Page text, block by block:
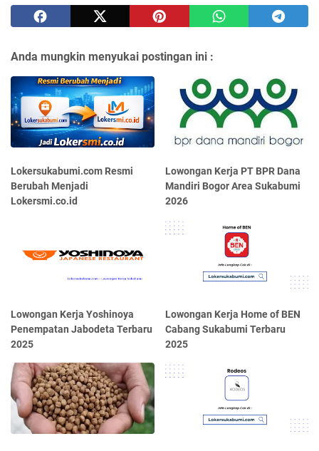
Anda mungkin menyukai postingan ini :
Lokersukabumi.com Resmi
Berubah Menjadi
Lokersmi.co.id
Lowongan Kerja PT BPR Dana
Mandiri Bogor Area Sukabumi
2026
Lowongan Kerja Yoshinoya
Penempatan Jabodeta Terbaru
2025
Lowongan Kerja Home of BEN
Cabang Sukabumi Terbaru
2025